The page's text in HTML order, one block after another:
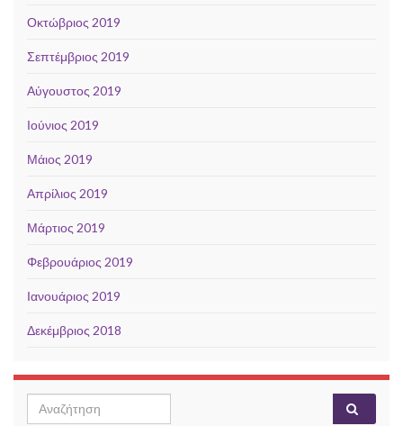
Οκτώβριος 2019
Σεπτέμβριος 2019
Αύγουστος 2019
Ιούνιος 2019
Μάιος 2019
Απρίλιος 2019
Μάρτιος 2019
Φεβρουάριος 2019
Ιανουάριος 2019
Δεκέμβριος 2018
Search for: